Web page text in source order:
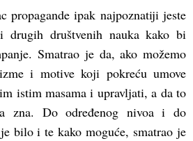
propagande ipak najpoznatiji jeste
drugih društvenih nauka kako bi
Smatrao je da, ako možemo
i motive koji pokreću umove
istim masama i upravljati, a da to
zna. Do određenog nivoa i do
bilo i te kako moguće, smatrao je